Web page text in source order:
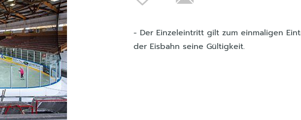
- Der Einzeleintritt gilt zum einmaligen
der Eisbahn seine Gültigkeit.